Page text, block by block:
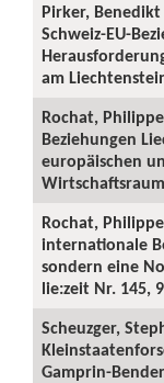
Pirker,
Schweiz-EU-
am
Rochat,
Beziehungen
europäischen
Rochat,
internationale
sondern eine
lie:zeit Nr. 145,
Scheuzger,
Gamprin-